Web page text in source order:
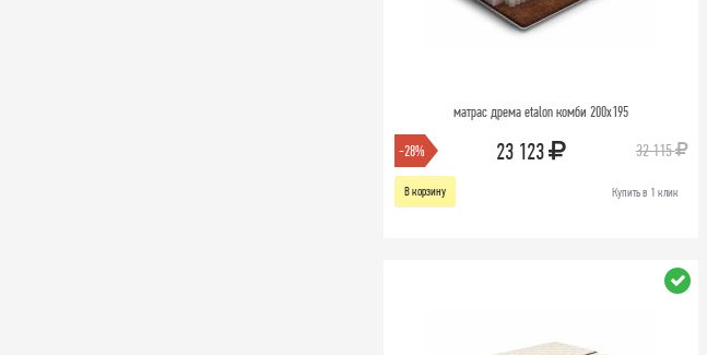
матрас дрема etalon комби 200х195
-28% 23 123 32 115
В корзину Купить в 1 клик